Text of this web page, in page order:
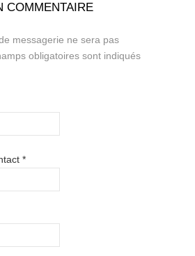
COMMENTAIRE
messagerie ne sera pas
obligatoires sont indiqués
*